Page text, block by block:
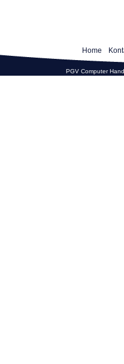
Home
PGV Computer